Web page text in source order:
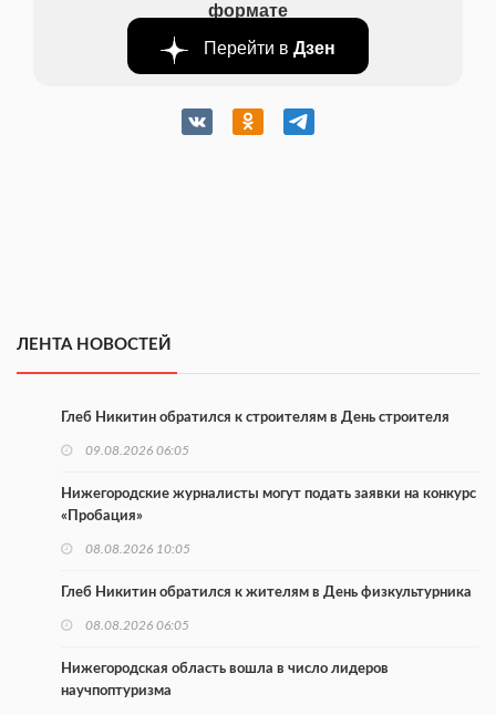
формате
Перейти в Дзен
ЛЕНТА НОВОСТЕЙ
Глеб Никитин обратился к строителям в День строителя
09.08.2026 06:05
Нижегородские журналисты могут подать заявки на конкурс
«Пробация»
08.08.2026 10:05
Глеб Никитин обратился к жителям в День физкультурника
08.08.2026 06:05
Нижегородская область вошла в число лидеров
научпоптуризма